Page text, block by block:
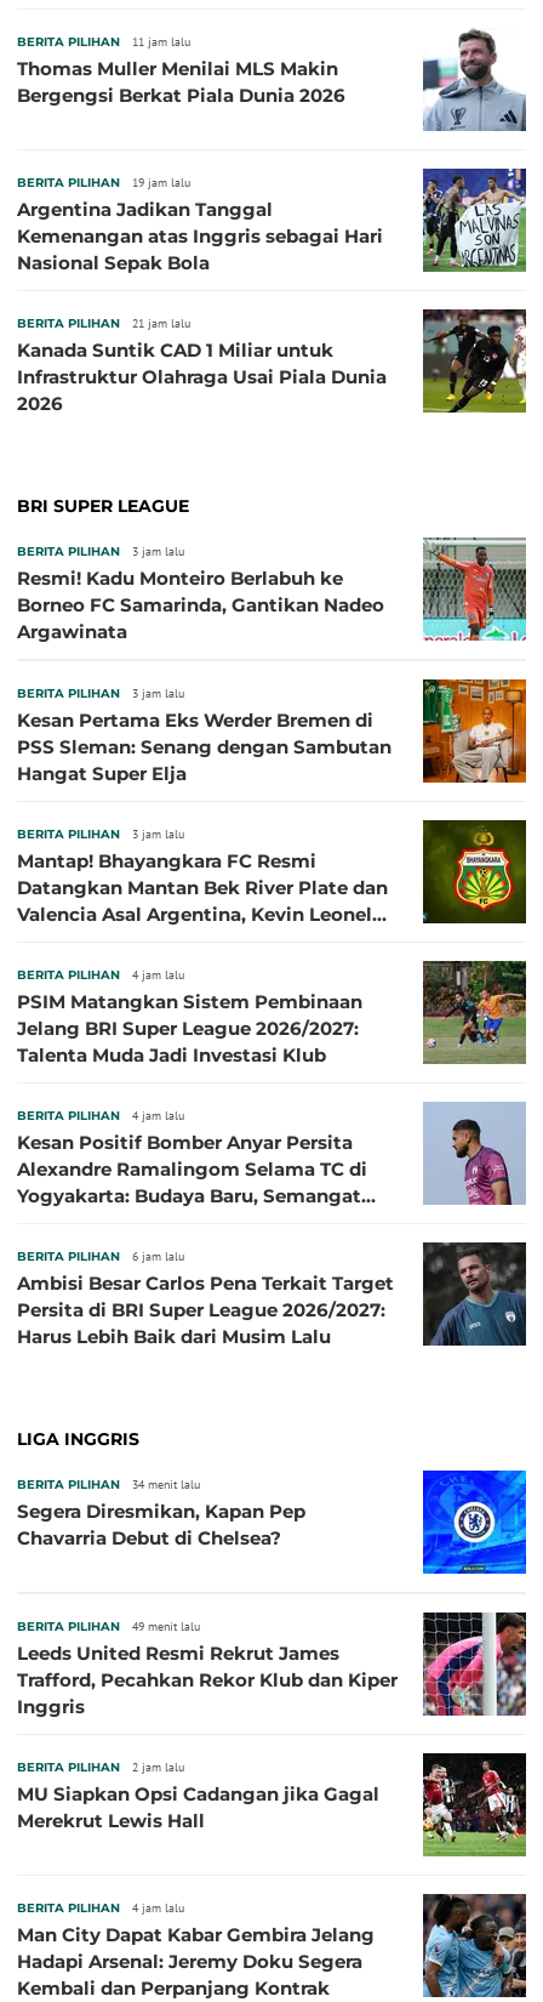
BERITA PILIHAN 11 jam lalu
Thomas Muller Menilai MLS Makin
Bergengsi Berkat Piala Dunia 2026
BERITA PILIHAN 19 jam lalu
Argentina Jadikan Tanggal
Kemenangan atas Inggris sebagai Hari
Nasional Sepak Bola
BERITA PILIHAN 21 jam lalu
Kanada Suntik CAD 1 Miliar untuk
Infrastruktur Olahraga Usai Piala Dunia
2026
BRI SUPER LEAGUE
BERITA PILIHAN 3 jam lalu
Resmi! Kadu Monteiro Berlabuh ke
Borneo FC Samarinda, Gantikan Nadeo
Argawinata
BERITA PILIHAN 3 jam lalu
Kesan Pertama Eks Werder Bremen di
PSS Sleman: Senang dengan Sambutan
Hangat Super Elja
BERITA PILIHAN 3 jam lalu
Mantap! Bhayangkara FC Resmi
Datangkan Mantan Bek River Plate dan
Valencia Asal Argentina, Kevin Leonel
BERITA PILIHAN 4 jam lalu
PSIM Matangkan Sistem Pembinaan
Jelang BRI Super League 2026/2027:
Talenta Muda Jadi Investasi Klub
BERITA PILIHAN 4 jam lalu
Kesan Positif Bomber Anyar Persita
Alexandre Ramalingom Selama TC di
Yogyakarta: Budaya Baru, Semangat
BERITA PILIHAN 6 jam lalu
Ambisi Besar Carlos Pena Terkait Target
Persita di BRI Super League 2026/2027:
Harus Lebih Baik dari Musim Lalu
LIGA INGGRIS
BERITA PILIHAN 34 menit lalu
Segera Diresmikan, Kapan Pep
Chavarria Debut di Chelsea?
BERITA PILIHAN 49 menit lalu
Leeds United Resmi Rekrut James
Trafford, Pecahkan Rekor Klub dan Kiper
Inggris
BERITA PILIHAN 2 jam lalu
MU Siapkan Opsi Cadangan jika Gagal
Merekrut Lewis Hall
BERITA PILIHAN 4 jam lalu
Man City Dapat Kabar Gembira Jelang
Hadapi Arsenal: Jeremy Doku Segera
Kembali dan Perpanjang Kontrak